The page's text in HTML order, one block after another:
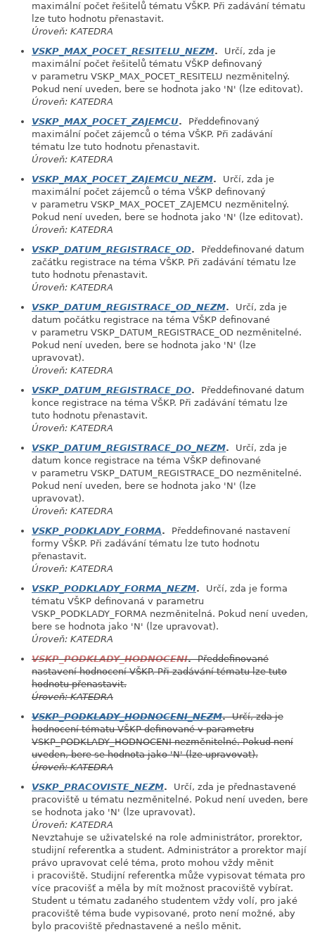
maximální počet řešitelů tématu VŠKP. Při zadávání tématu
lze tuto hodnotu přenastavit.
Úroveň: KATEDRA
VSKP_MAX_POCET_RESITELU_NEZM.
Určí, zda je
maximální počet řešitelů tématu VŠKP definovaný
v parametru VSKP_MAX_POCET_RESITELU nezměnitelný.
Pokud není uveden, bere se hodnota jako 'N' (lze editovat).
Úroveň: KATEDRA
VSKP_MAX_POCET_ZAJEMCU.
Předdefinovaný
maximální počet zájemců o téma VŠKP. Při zadávání
tématu lze tuto hodnotu přenastavit.
Úroveň: KATEDRA
VSKP_MAX_POCET_ZAJEMCU_NEZM.
Určí, zda je
maximální počet zájemců o téma VŠKP definovaný
v parametru VSKP_MAX_POCET_ZAJEMCU nezměnitelný.
Pokud není uveden, bere se hodnota jako 'N' (lze editovat).
Úroveň: KATEDRA
VSKP_DATUM_REGISTRACE_OD.
Předdefinované datum
začátku registrace na téma VŠKP. Při zadávání tématu lze
tuto hodnotu přenastavit.
Úroveň: KATEDRA
VSKP_DATUM_REGISTRACE_OD_NEZM.
Určí, zda je
datum počátku registrace na téma VŠKP definované
v parametru VSKP_DATUM_REGISTRACE_OD nezměnitelné.
Pokud není uveden, bere se hodnota jako 'N' (lze
upravovat).
Úroveň: KATEDRA
VSKP_DATUM_REGISTRACE_DO.
Předdefinované datum
konce registrace na téma VŠKP. Při zadávání tématu lze
tuto hodnotu přenastavit.
Úroveň: KATEDRA
VSKP_DATUM_REGISTRACE_DO_NEZM.
Určí, zda je
datum konce registrace na téma VŠKP definované
v parametru VSKP_DATUM_REGISTRACE_DO nezměnitelné.
Pokud není uveden, bere se hodnota jako 'N' (lze
upravovat).
Úroveň: KATEDRA
VSKP_PODKLADY_FORMA.
Předdefinované nastavení
formy VŠKP. Při zadávání tématu lze tuto hodnotu
přenastavit.
Úroveň: KATEDRA
VSKP_PODKLADY_FORMA_NEZM.
Určí, zda je forma
tématu VŠKP definovaná v parametru
VSKP_PODKLADY_FORMA nezměnitelná. Pokud není uveden,
bere se hodnota jako 'N' (lze upravovat).
Úroveň: KATEDRA
VSKP_PODKLADY_HODNOCENI.Předdefinované
nastavení hodnocení VŠKP. Při zadávání tématu lze tuto
hodnotu přenastavit.
Úroveň: KATEDRA
VSKP_PODKLADY_HODNOCENI_NEZM.Určí, zda je
hodnocení tématu VŠKP definované v parametru
VSKP_PODKLADY_HODNOCENI nezměnitelné. Pokud není
uveden, bere se hodnota jako 'N' (lze upravovat).
Úroveň: KATEDRA
VSKP_PRACOVISTE_NEZM.
Určí, zda je přednastavené
pracoviště u tématu nezměnitelné. Pokud není uveden, bere
se hodnota jako 'N' (lze upravovat).
Úroveň: KATEDRA
Nevztahuje se uživatelské na role administrátor, prorektor,
studijní referentka a student. Administrátor a prorektor mají
právo upravovat celé téma, proto mohou vždy měnit
i pracoviště. Studijní referentka může vypisovat témata pro
více pracovišť a měla by mít možnost pracoviště vybírat.
Student u tématu zadaného studentem vždy volí, pro jaké
pracoviště téma bude vypisované, proto není možné, aby
bylo pracoviště přednastavené a nešlo měnit.